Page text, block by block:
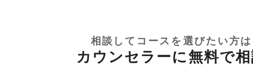
相談してコースを選びたい方は
カウンセラーに無料で